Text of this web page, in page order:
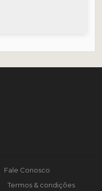
Fale Conosco
Termos & condições